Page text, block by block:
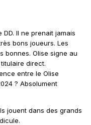
Il ne prenait jamais
bons joueurs. Les
bonnes. Olise signe au
direct.
entre le Olise
? Absolument
jouent dans des grands